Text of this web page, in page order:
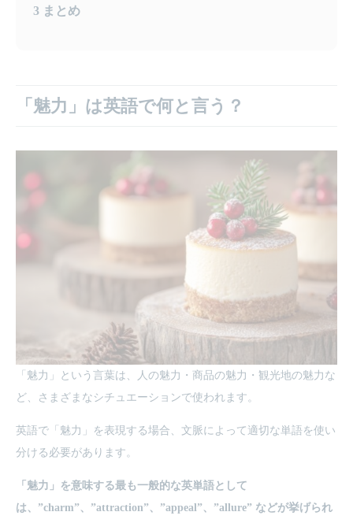
3 まとめ
「魅力」は英語で何と言う？
「魅力」という言葉は、人の魅力・商品の魅力・観光地の魅力な
ど、さまざまなシチュエーションで使われます。
英語で「魅力」を表現する場合、文脈によって適切な単語を使い
分ける必要があります。
「魅力」を意味する最も一般的な英単語として
は、”charm”、”attraction”、”appeal”、”allure” などが挙げられ